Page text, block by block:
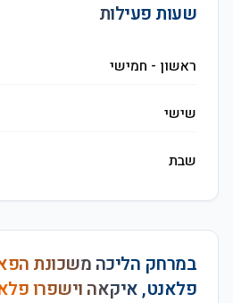
שעות פעילות
ראשון - חמישי
שישי
שבת
במרחק הליכה משכונת
פלאנט, איקאה וישפרו